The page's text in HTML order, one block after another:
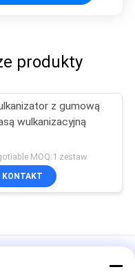
produkty
z gumową
wulkanizacyjną
MOQ:1 zestaw
KONTAKT